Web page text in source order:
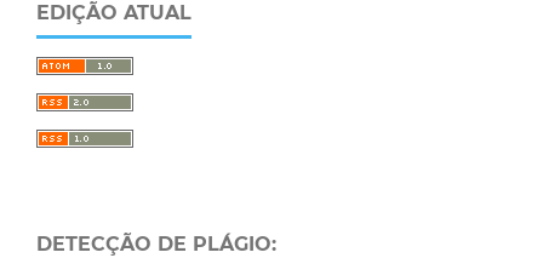
EDIÇÃO ATUAL
DETECÇÃO DE PLÁGIO: